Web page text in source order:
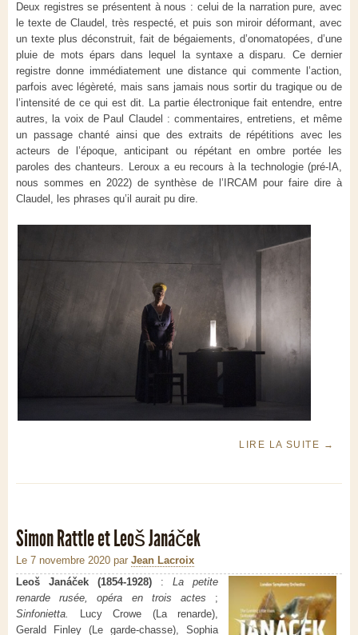
Deux registres se présentent à nous : celui de la narration pure, avec
le texte de Claudel, très respecté, et puis son miroir déformant, avec
un texte plus déconstruit, fait de bégaiements, d’onomatopées, d’une
pluie de mots épars dans lequel la syntaxe a disparu. Ce dernier
registre donne immédiatement une distance qui commente l’action,
parfois avec légèreté, mais sans jamais nous sortir du tragique ou de
l’intensité de ce qui est dit. La partie électronique fait entendre, entre
autres, la voix de Paul Claudel : commentaires, entretiens, et même
un passage chanté ainsi que des extraits de répétitions avec les
acteurs de l’époque, anticipant ou répétant en ombre portée les
paroles des chanteurs. Leroux a eu recours à la technologie (pré-IA,
nous sommes en 2022) de synthèse de l’IRCAM pour faire dire à
Claudel, les phrases qu’il aurait pu dire.
LIRE LA SUITE →
Simon Rattle et Leoš Janáček
Le 7 novembre 2020 par Jean Lacroix
Leoš Janáček (1854-1928) : La petite
renarde rusée, opéra en trois actes ;
Sinfonietta.
Lucy Crowe (La renarde),
Gerald Finley (Le garde-chasse), Sophia